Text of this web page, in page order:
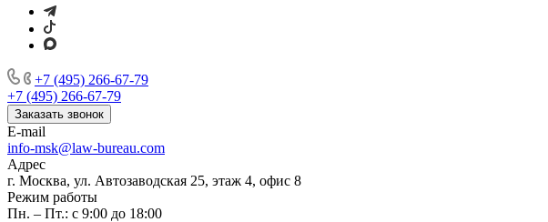
+7 (495) 266-67-79
+7 (495) 266-67-79
Заказать звонок
E-mail
info-msk@law-bureau.com
Адрес
г. Москва, ул. Автозаводская 25, этаж 4, офис 8
Режим работы
Пн. – Пт.: с 9:00 до 18:00